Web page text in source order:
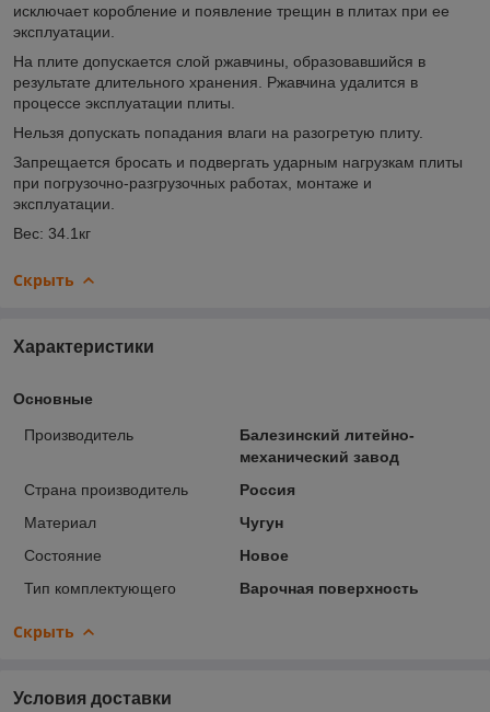
исключает коробление и появление трещин в плитах при ее
эксплуатации.
На плите допускается слой ржавчины, образовавшийся в
результате длительного хранения. Ржавчина удалится в
процессе эксплуатации плиты.
Нельзя допускать попадания влаги на разогретую плиту.
Запрещается бросать и подвергать ударным нагрузкам плиты
при погрузочно-разгрузочных работах, монтаже и
эксплуатации.
Вес: 34.1кг
Скрыть
Характеристики
Основные
Производитель
Балезинский литейно-
механический завод
Страна производитель
Россия
Материал
Чугун
Состояние
Новое
Тип комплектующего
Варочная поверхность
Скрыть
Условия доставки